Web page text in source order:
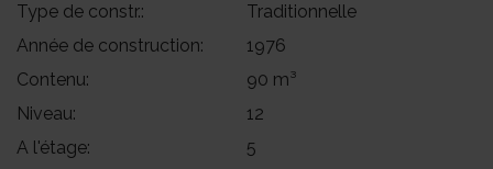
Type de constr.:
Traditionnelle
Année de construction:
1976
Contenu:
90 m³
Niveau:
12
A l'étage:
5